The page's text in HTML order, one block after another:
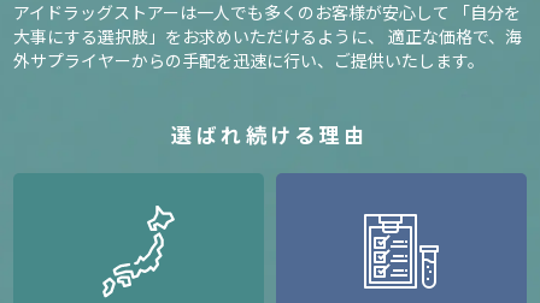
アイドラッグストアーは一人でも多くのお客様が安心して
「自分を
大事にする選択肢」をお求めいただけるように、
適正な価格で、海
外サプライヤーからの手配を迅速に行い、ご提供いたします。
選ばれ続ける理由